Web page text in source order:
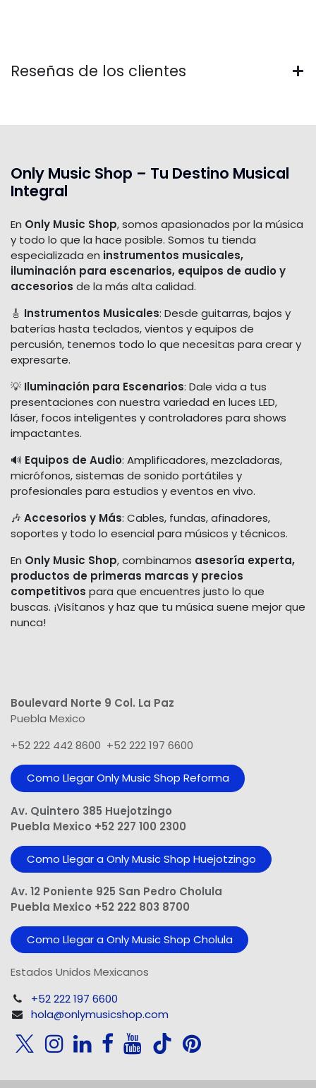
Reseñas de los clientes
Only Music Shop – Tu Destino Musical
Integral
En Only Music Shop, somos apasionados por la música
y todo lo que la hace posible. Somos tu tienda
especializada en instrumentos musicales,
iluminación para escenarios, equipos de audio y
accesorios de la más alta calidad.
🎸 Instrumentos Musicales: Desde guitarras, bajos y
baterías hasta teclados, vientos y equipos de
percusión, tenemos todo lo que necesitas para crear y
expresarte.
💡 Iluminación para Escenarios: Dale vida a tus
presentaciones con nuestra variedad en luces LED,
láser, focos inteligentes y controladores para shows
impactantes.
🔊 Equipos de Audio: Amplificadores, mezcladoras,
micrófonos, sistemas de sonido portátiles y
profesionales para estudios y eventos en vivo.
🎶 Accesorios y Más: Cables, fundas, afinadores,
soportes y todo lo esencial para músicos y técnicos.
En Only Music Shop, combinamos asesoría experta,
productos de primeras marcas y precios
competitivos para que encuentres justo lo que
buscas. ¡Visítanos y haz que tu música suene mejor que
nunca!
Boulevard Norte 9 Col. La Paz
Puebla Mexico
+52 222 442 8600 +52 222 197 6600
Como Llegar Only Music Shop​ Reforma
Av. Quintero 385 Huejotzingo
Puebla Mexico +52 227 100 2300
Como Llegar a Only Music Shop Huejotzingo
Av. 12 Poniente 925 San Pedro Cholula
Puebla Mexico +52 222 803 8700
Como Llegar a Only Music Shop Cholula
Estados Unidos Mexicanos
+52 222 197 6600
hola@onlymusicshop.com